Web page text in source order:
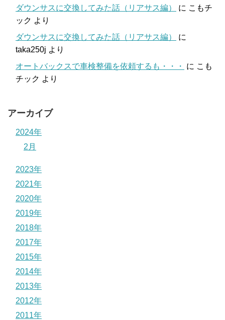
ダウンサスに交換してみた話（リアサス編）
に こもチ
ック より
ダウンサスに交換してみた話（リアサス編）
に
taka250j より
オートバックスで車検整備を依頼するも・・・
に こも
チック より
アーカイブ
2024年
2月
2023年
2021年
2020年
2019年
2018年
2017年
2015年
2014年
2013年
2012年
2011年